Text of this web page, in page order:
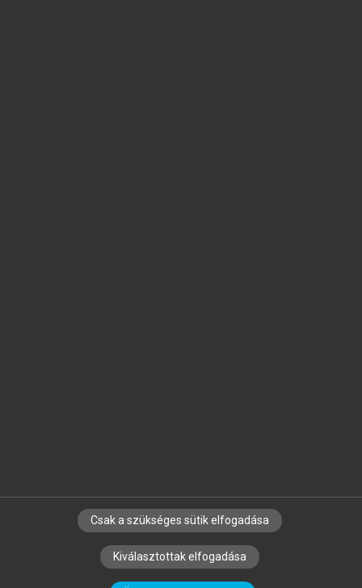
SZERZŐKNEK CÉGEKNEK KÖNYVTÁROSOKNAK
SZERKESZTÉSI ÉS LEKTORÁLÁSI ALAPELVEK
Csak a szükséges sütik elfogadása
Kiválasztottak elfogadása